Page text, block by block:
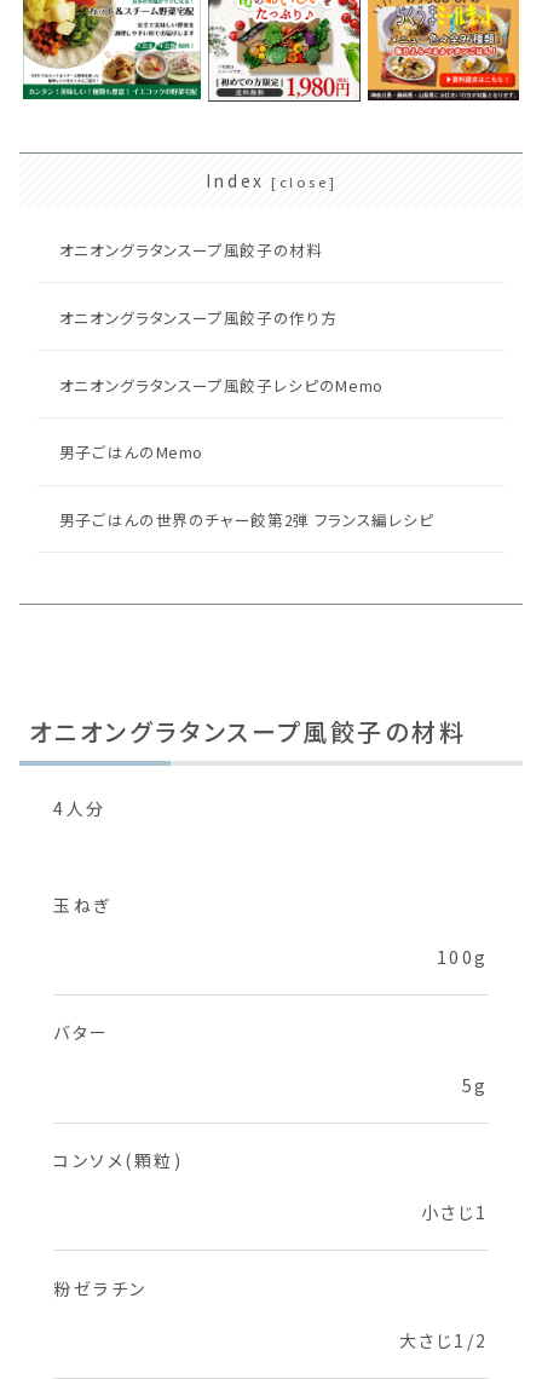
Index
オニオングラタンスープ風餃子の材料
オニオングラタンスープ風餃子の作り方
オニオングラタンスープ風餃子レシピのMemo
男子ごはんのMemo
男子ごはんの世界のチャー餃第2弾 フランス編レシピ
オニオングラタンスープ風餃子の材料
4人分
玉ねぎ
100g
バター
5g
コンソメ(顆粒)
小さじ1
粉ゼラチン
大さじ1/2